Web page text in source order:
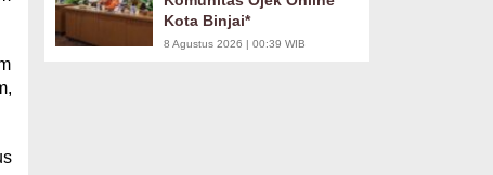
Kota Binjai*
8 Agustus 2026 | 00:39 WIB